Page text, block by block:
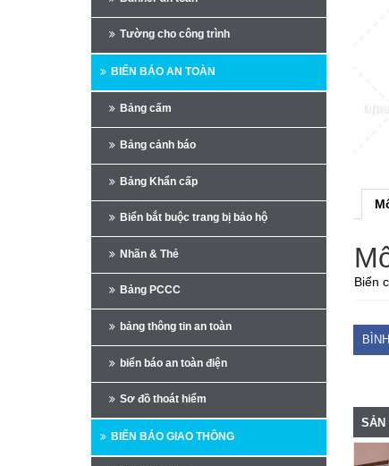
Biển
SẢN
Tường cho công trình
BIỂN BÁO AN TOÀN
Bảng cấm
Bảng cảnh báo
Bảng Khẩn cấp
Biển bắt buộc trang bị bảo hộ
Nhãn & Thẻ
Bảng PCCC
bảng thông tin an toàn
biển báo an toàn điện
Sơ đồ thoát hiểm
BIỂN BÁO GIAO THÔNG